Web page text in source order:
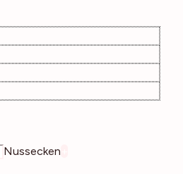
Nussecken